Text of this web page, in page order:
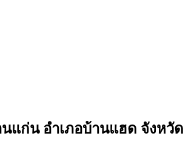
แก่น อำเภอบ้านแฮด จังหวัด